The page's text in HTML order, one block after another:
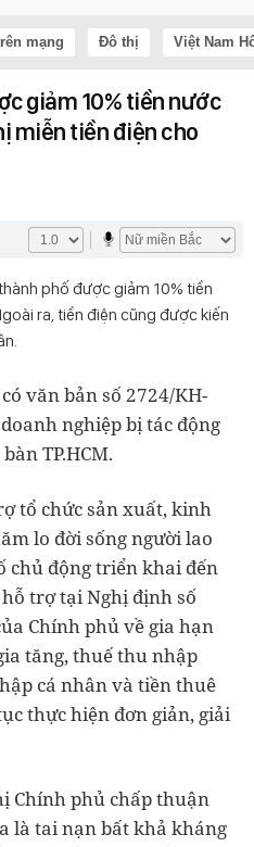
mạng Đô thị Việt Nam
giảm 10% tiền nước
miễn tiền điện cho
phố được giảm 10% tiền
ra, tiền điện cũng được kiến
văn bản số 2724/KH-
nghiệp bị tác động
TP.HCM.
tổ chức sản xuất, kinh
lo đời sống người lao
chủ động triển khai đến
trợ tại Nghị định số
Chính phủ về gia hạn
tăng, thuế thu nhập
cá nhân và tiền thuê
thực hiện đơn giản, giải
Chính phủ chấp thuận
là tai nạn bất khả kháng